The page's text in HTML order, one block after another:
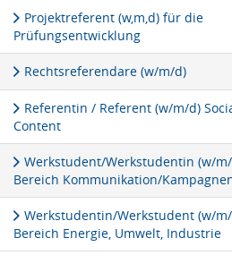
Projektreferent (w,m,d) für die
Prüfungsentwicklung
Rechtsreferendare (w/m/d)
Referentin / Referent (w/m/d)
Content
Werkstudent/Werkstudentin (w/
Bereich Kommunikation/
Werkstudentin/Werkstudent (w/
Bereich Energie, Umwelt, Industrie